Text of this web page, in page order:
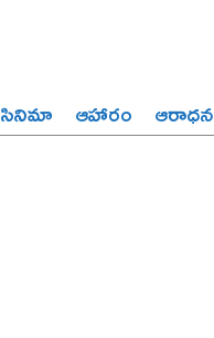
సినిమా ఆహారం ఆరాధన